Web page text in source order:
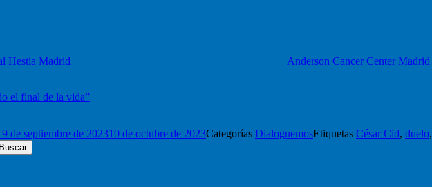
Hestia Madrid Anderson Cancer Center Madrid
el final de la vida”
de septiembre de 202310 de octubre de 2023Categorías DialoguemosEtiquetas César Cid, duelo,
Buscar